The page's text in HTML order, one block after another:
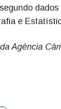
e
Agência